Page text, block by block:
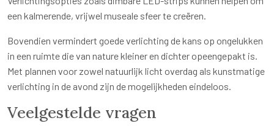
een kalmerende, vrijwel museale sfeer te creëren.
Bovendien vermindert goede verlichting de kans op ongelukken
in een ruimte die van nature kleiner en dichter opeengepakt is.
Met plannen voor zowel natuurlijk licht overdag als kunstmatige
verlichting in de avond zijn de mogelijkheden eindeloos.
Veelgestelde vragen